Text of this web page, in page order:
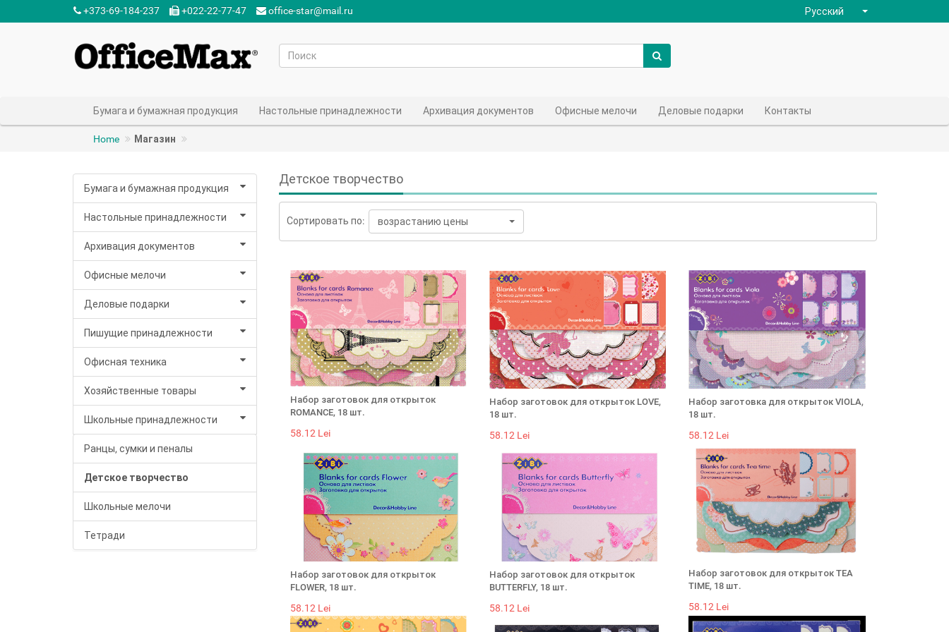
+373-69-184-237‬ +022-22-77-47‬ office-star@mail.ru Русский
Бумага и бумажная продукция Настольные принадлежности Архивация документов Офисные мелочи Деловые подарки Контакты
Home Магазин
Бумага и бумажная продукция
Настольные принадлежности
Архивация документов
Офисные мелочи
Деловые подарки
Пишущие принадлежности
Офисная техника
Хозяйственные товары
Школьные принадлежности
Ранцы, сумки и пеналы
Детское творчество
Школьные мелочи
Тетради
Детское творчество
Сортировать по: возрастанию цены
Набор заготовок для открыток
ROMANCE, 18 шт.
58.12 Lei
Набор заготовок для открыток LOVE,
18 шт.
58.12 Lei
Набор заготовка для открыток VIOLA,
18 шт.
58.12 Lei
Набор заготовок для открыток
FLOWER, 18 шт.
58.12 Lei
Набор заготовок для открыток
BUTTERFLY, 18 шт.
58.12 Lei
Набор заготовок для открыток TEA
TIME, 18 шт.
58.12 Lei